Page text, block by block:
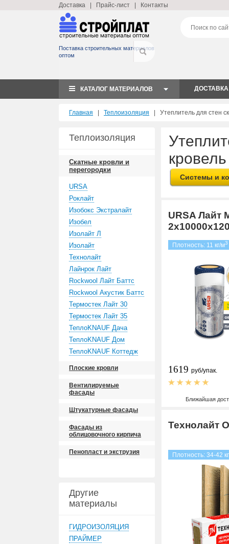
Доставка Прайс-лист Контакты
Поставка строительных материалов
оптом
КАТАЛОГ МАТЕРИАЛОВ ДОСТАВКА
Главная Теплоизоляция | Утеплитель для стен
Теплоизоляция
Скатные кровли и
перегородки
URSA
Роклайт
Изобокс Экстралайт
Изобел
Изолайт Л
Изолайт
Технолайт
Лайнрок Лайт
Rockwool Лайт Баттс
Rockwool Акустик Баттс
Термостек Лайт 30
Термостек Лайт 35
ТеплоKNAUF Дача
ТеплоKNAUF Дом
ТеплоKNAUF Коттедж
Плоские кровли
Вентилируемые
фасады
Штукатурные фасады
Фасады из
облицовочного кирпича
Пенопласт и экструзия
Другие
материалы
ГИДРОИЗОЛЯЦИЯ
ПРАЙМЕР
Системы и
URSA Лайт
Плотность: 11 кг/м3
1619 руб/упак.
Ближайшая
Технолайт
Плотность: 34-42